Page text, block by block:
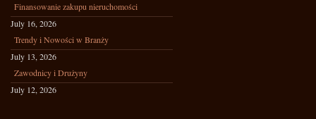
Finansowanie zakupu nieruchomości
July 16, 2026
Trendy i Nowości w Branży
July 13, 2026
Zawodnicy i Drużyny
July 12, 2026